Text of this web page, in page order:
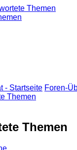
Themen
- Startseite Foren-
Themen
Themen